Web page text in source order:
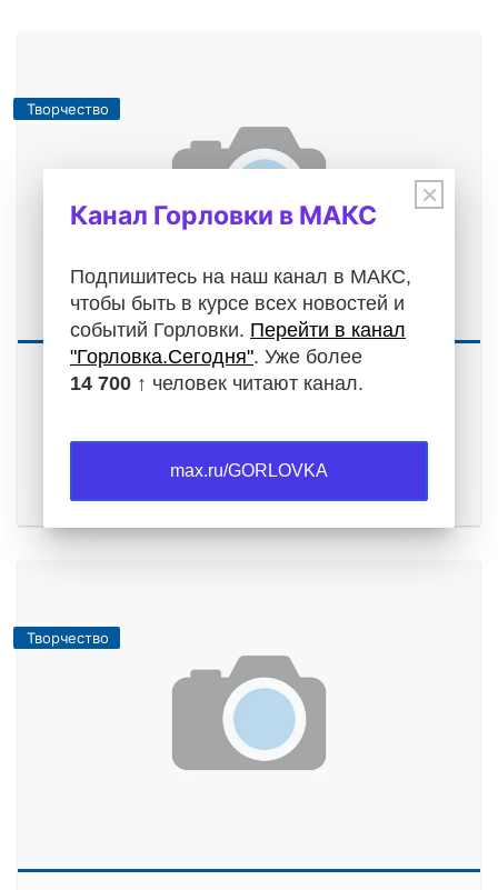
Творчество
Как рано в наш город нагрянула осень
Как рано в наш город нагрянула осень,как рано
листву опалила огнём.Давай суету на мгновенье
Творчество
×
Канал Горловки в МАКС
Подпишитесь на наш канал в МАКС,
чтобы быть в курсе всех новостей и
событий Горловки. Перейти в канал
"Горловка.Сегодня". Уже более
14 700 ↑ человек читают канал.
max.ru/GORLOVKA